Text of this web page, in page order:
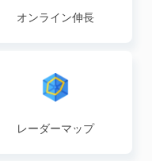
オンライン伸長
レーダーマップ